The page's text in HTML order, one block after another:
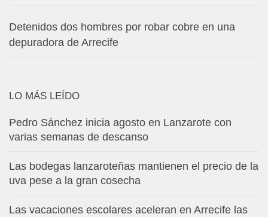
Detenidos dos hombres por robar cobre en una
depuradora de Arrecife
LO MÁS LEÍDO
Pedro Sánchez inicia agosto en Lanzarote con
varias semanas de descanso
Las bodegas lanzaroteñas mantienen el precio de la
uva pese a la gran cosecha
Las vacaciones escolares aceleran en Arrecife las